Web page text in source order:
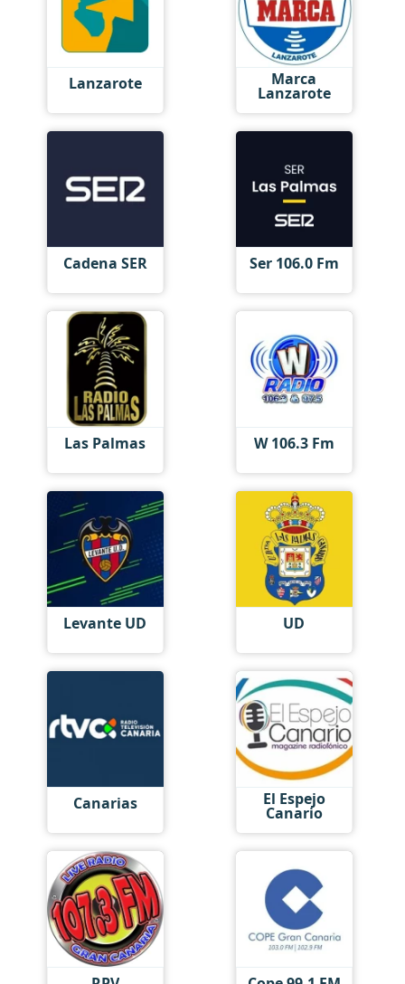
Lanzarote Marca
Lanzarote
Cadena SER Ser 106.0 Fm
Las Palmas W 106.3 Fm
Levante UD UD
Canarias El Espejo
Canario